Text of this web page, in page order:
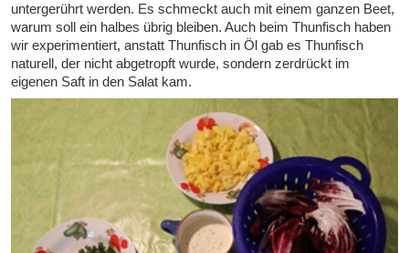
untergerührt werden. Es schmeckt auch mit einem ganzen Beet,
warum soll ein halbes übrig bleiben. Auch beim Thunfisch haben
wir experimentiert, anstatt Thunfisch in Öl gab es Thunfisch
naturell, der nicht abgetropft wurde, sondern zerdrückt im
eigenen Saft in den Salat kam.